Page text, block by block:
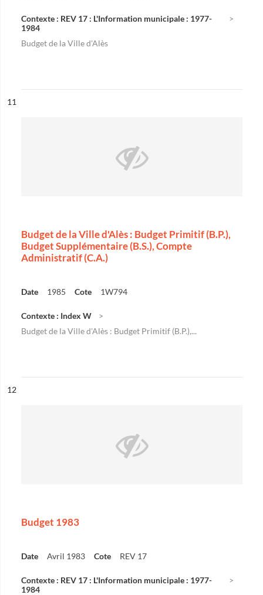
Contexte : REV 17 : L'Information municipale : 1977-
1984
Budget de la Ville d'Alès
n°
11
Budget de la Ville d'Alès : Budget Primitif (B.P.),
Budget Supplémentaire (B.S.), Compte
Administratif (C.A.)
Date 1985 Cote 1W794
Contexte : Index W
Budget de la Ville d'Alès : Budget Primitif (B.P.),...
n°
12
Budget 1983
Date Avril 1983 Cote REV 17
Contexte : REV 17 : L'Information municipale : 1977-
1984